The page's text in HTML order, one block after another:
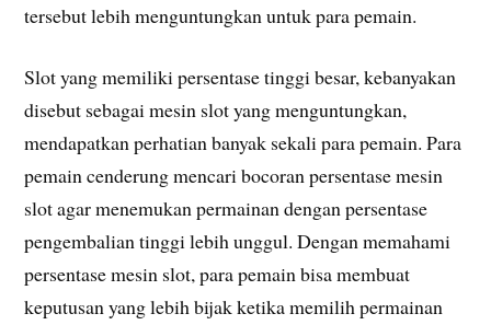
tersebut lebih menguntungkan untuk para pemain.
Slot yang memiliki persentase tinggi besar, kebanyakan
disebut sebagai mesin slot yang menguntungkan,
mendapatkan perhatian banyak sekali para pemain. Para
pemain cenderung mencari bocoran persentase mesin
slot agar menemukan permainan dengan persentase
pengembalian tinggi lebih unggul. Dengan memahami
persentase mesin slot, para pemain bisa membuat
keputusan yang lebih bijak ketika memilih permainan